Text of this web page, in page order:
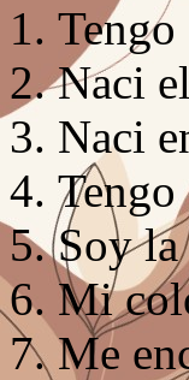
Naci
Naci
Tengo
Soy
Mi
Me